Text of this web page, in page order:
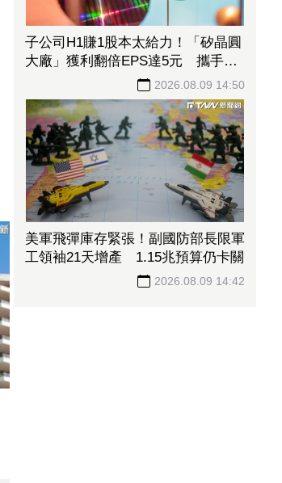
子公司H1賺1股本太給力！「矽晶圓
大廠」獲利翻倍EPS達5元 攜手聯
合再生搶攻太陽能商機2026.08.09 14:50
美軍飛彈庫存緊張！副國防部長限軍
工領袖21天增產 1.15兆預算仍卡關
2026.08.09 14:42